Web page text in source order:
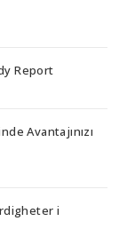
Report
Avantajınızı
i